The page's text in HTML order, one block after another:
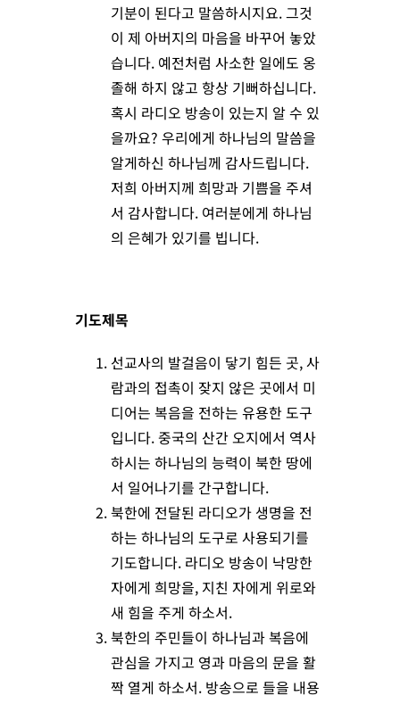
기분이 된다고 말씀하시지요. 그것
이 제 아버지의 마음을 바꾸어 놓았
습니다. 예전처럼 사소한 일에도 옹
졸해 하지 않고 항상 기뻐하십니다.
혹시 라디오 방송이 있는지 알 수 있
을까요? 우리에게 하나님의 말씀을
알게하신 하나님께 감사드립니다.
저희 아버지께 희망과 기쁨을 주셔
서 감사합니다. 여러분에게 하나님
의 은혜가 있기를 빕니다.
기도제목
선교사의 발걸음이 닿기 힘든 곳, 사
람과의 접촉이 잦지 않은 곳에서 미
디어는 복음을 전하는 유용한 도구
입니다. 중국의 산간 오지에서 역사
하시는 하나님의 능력이 북한 땅에
서 일어나기를 간구합니다.
북한에 전달된 라디오가 생명을 전
하는 하나님의 도구로 사용되기를
기도합니다. 라디오 방송이 낙망한
자에게 희망을, 지친 자에게 위로와
새 힘을 주게 하소서.
북한의 주민들이 하나님과 복음에
관심을 가지고 영과 마음의 문을 활
짝 열게 하소서. 방송으로 들을 내용